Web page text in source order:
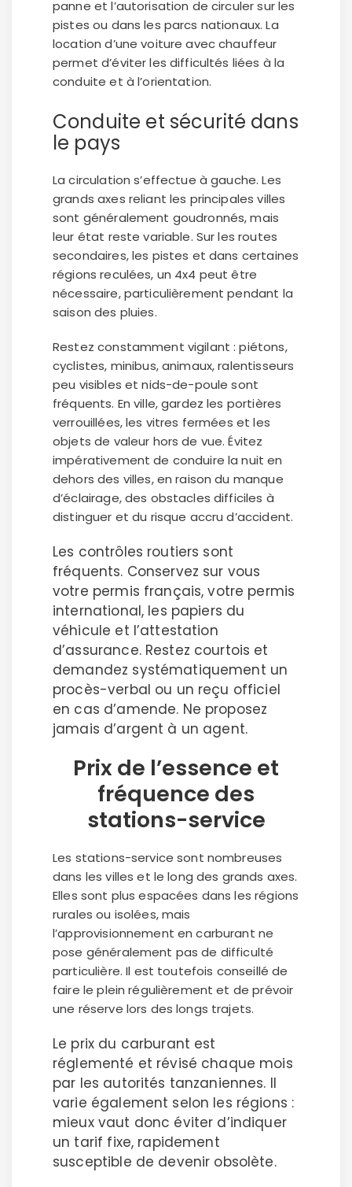
panne et l’autorisation de circuler sur les
pistes ou dans les parcs nationaux. La
location d’une voiture avec chauffeur
permet d’éviter les difficultés liées à la
conduite et à l’orientation.
Conduite et sécurité dans
le pays
La circulation s’effectue à gauche. Les
grands axes reliant les principales villes
sont généralement goudronnés, mais
leur état reste variable. Sur les routes
secondaires, les pistes et dans certaines
régions reculées, un 4x4 peut être
nécessaire, particulièrement pendant la
saison des pluies.
Restez constamment vigilant : piétons,
cyclistes, minibus, animaux, ralentisseurs
peu visibles et nids-de-poule sont
fréquents. En ville, gardez les portières
verrouillées, les vitres fermées et les
objets de valeur hors de vue. Évitez
impérativement de conduire la nuit en
dehors des villes, en raison du manque
d’éclairage, des obstacles difficiles à
distinguer et du risque accru d’accident.
Les contrôles routiers sont
fréquents. Conservez sur vous
votre permis français, votre permis
international, les papiers du
véhicule et l’attestation
d’assurance. Restez courtois et
demandez systématiquement un
procès-verbal ou un reçu officiel
en cas d’amende. Ne proposez
jamais d’argent à un agent.
Prix de l’essence et
fréquence des
stations-service
Les stations-service sont nombreuses
dans les villes et le long des grands axes.
Elles sont plus espacées dans les régions
rurales ou isolées, mais
l’approvisionnement en carburant ne
pose généralement pas de difficulté
particulière. Il est toutefois conseillé de
faire le plein régulièrement et de prévoir
une réserve lors des longs trajets.
Le prix du carburant est
réglementé et révisé chaque mois
par les autorités tanzaniennes. Il
varie également selon les régions :
mieux vaut donc éviter d’indiquer
un tarif fixe, rapidement
susceptible de devenir obsolète.